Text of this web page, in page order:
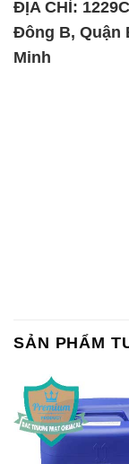
Chất tạo bọt Las P
IBC Bồn Việt Nam